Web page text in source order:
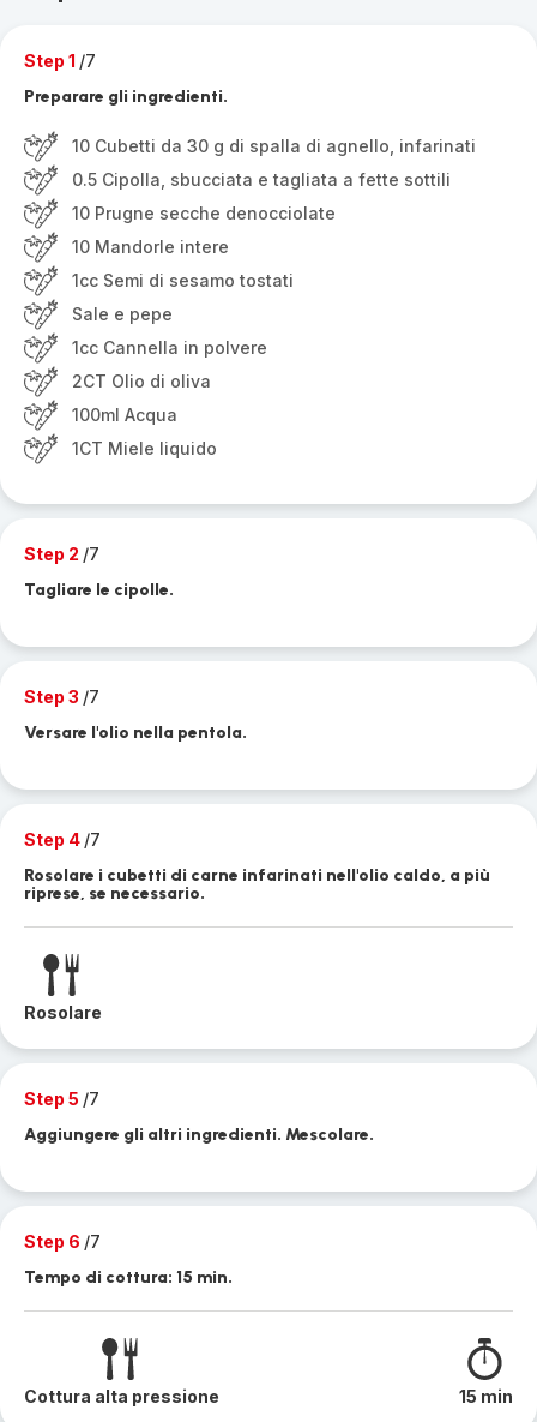
Step 1 /7
Preparare gli ingredienti.
10 Cubetti da 30 g di spalla di agnello, infarinati
0.5 Cipolla, sbucciata e tagliata a fette sottili
10 Prugne secche denocciolate
10 Mandorle intere
1cc Semi di sesamo tostati
Sale e pepe
1cc Cannella in polvere
2CT Olio di oliva
100ml Acqua
1CT Miele liquido
Step 2 /7
Tagliare le cipolle.
Step 3 /7
Versare l'olio nella pentola.
Step 4 /7
Rosolare i cubetti di carne infarinati nell'olio caldo, a più
riprese, se necessario.
Rosolare
Step 5 /7
Aggiungere gli altri ingredienti. Mescolare.
Step 6 /7
Tempo di cottura: 15 min.
Cottura alta pressione 15 min